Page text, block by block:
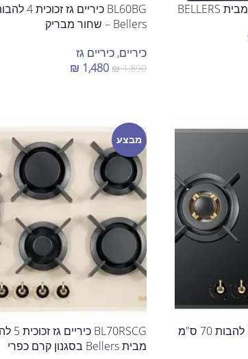
Bellers – שחור מבריק
כיריים, כיריים גז
₪1,890
₪ 1,480
BL70RSBG כיריים גז זכוכית 5 להבות 70 ס"מ
מבצע
מבית Bellers בסגנון קרם כפרי